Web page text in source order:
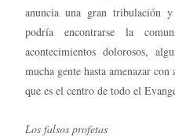
anuncia una gran tribulación
podría encontrarse la
acontecimientos dolorosos,
mucha gente hasta amenazar
que es el centro de todo el
Los falsos profetas